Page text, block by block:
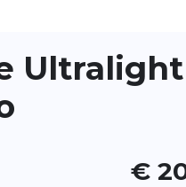
reCAPTCHA geschützt – es gelten
Ultralight
€